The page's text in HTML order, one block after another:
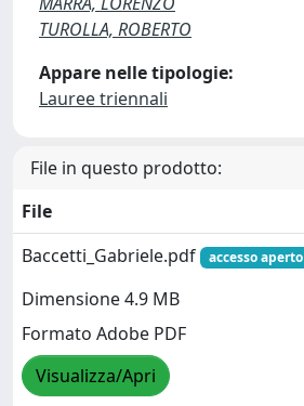
TUROLLA, ROBERTO
Appare nelle tipologie:
Lauree triennali
File in questo prodotto:
File
Baccetti_Gabriele.pdf
accesso aperto
Dimensione 4.9 MB
Formato Adobe PDF
Visualizza/Apri